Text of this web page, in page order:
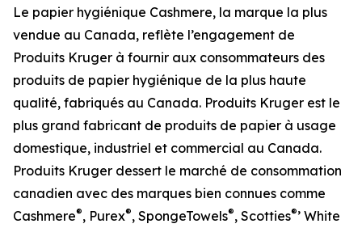
Le papier hygiénique Cashmere, la marque la plus
vendue au Canada, reflète l’engagement de
Produits Kruger à fournir aux consommateurs des
produits de papier hygiénique de la plus haute
qualité, fabriqués au Canada. Produits Kruger est le
plus grand fabricant de produits de papier à usage
domestique, industriel et commercial au Canada.
Produits Kruger dessert le marché de consommation
canadien avec des marques bien connues comme
Cashmere®, Purex®, SpongeTowels®, Scotties®’ White